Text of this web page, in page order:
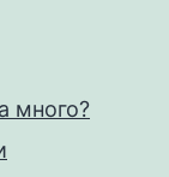
много?